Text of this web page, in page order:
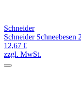
Schneider
Schneider Schneebesen
12,67 €
zzgl. MwSt.